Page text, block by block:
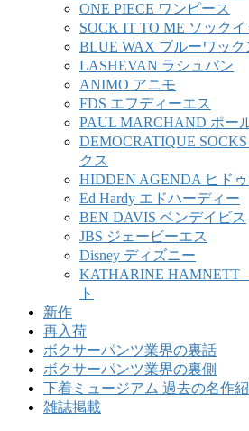
ONE PIECE ワンピース
SOCK IT TO ME ソック
BLUE WAX ブルーワック
LASHEVAN ラシュバン
ANIMO アニモ
FDS エフディーエス
PAUL MARCHAND ポー
DEMOCRATIQUE
クス
HIDDEN AGENDA ヒド
Ed Hardy エドハーディー
BEN DAVIS ベンデイビス
JBS ジェービーエス
Disney ディズニー
KATHARINE HAMNETT
ト
新作
再入荷
ボクサーパンツ業界の裏話
ボクサーパンツ業界の裏側
下着ミュージアム 過去の名作
雑誌掲載